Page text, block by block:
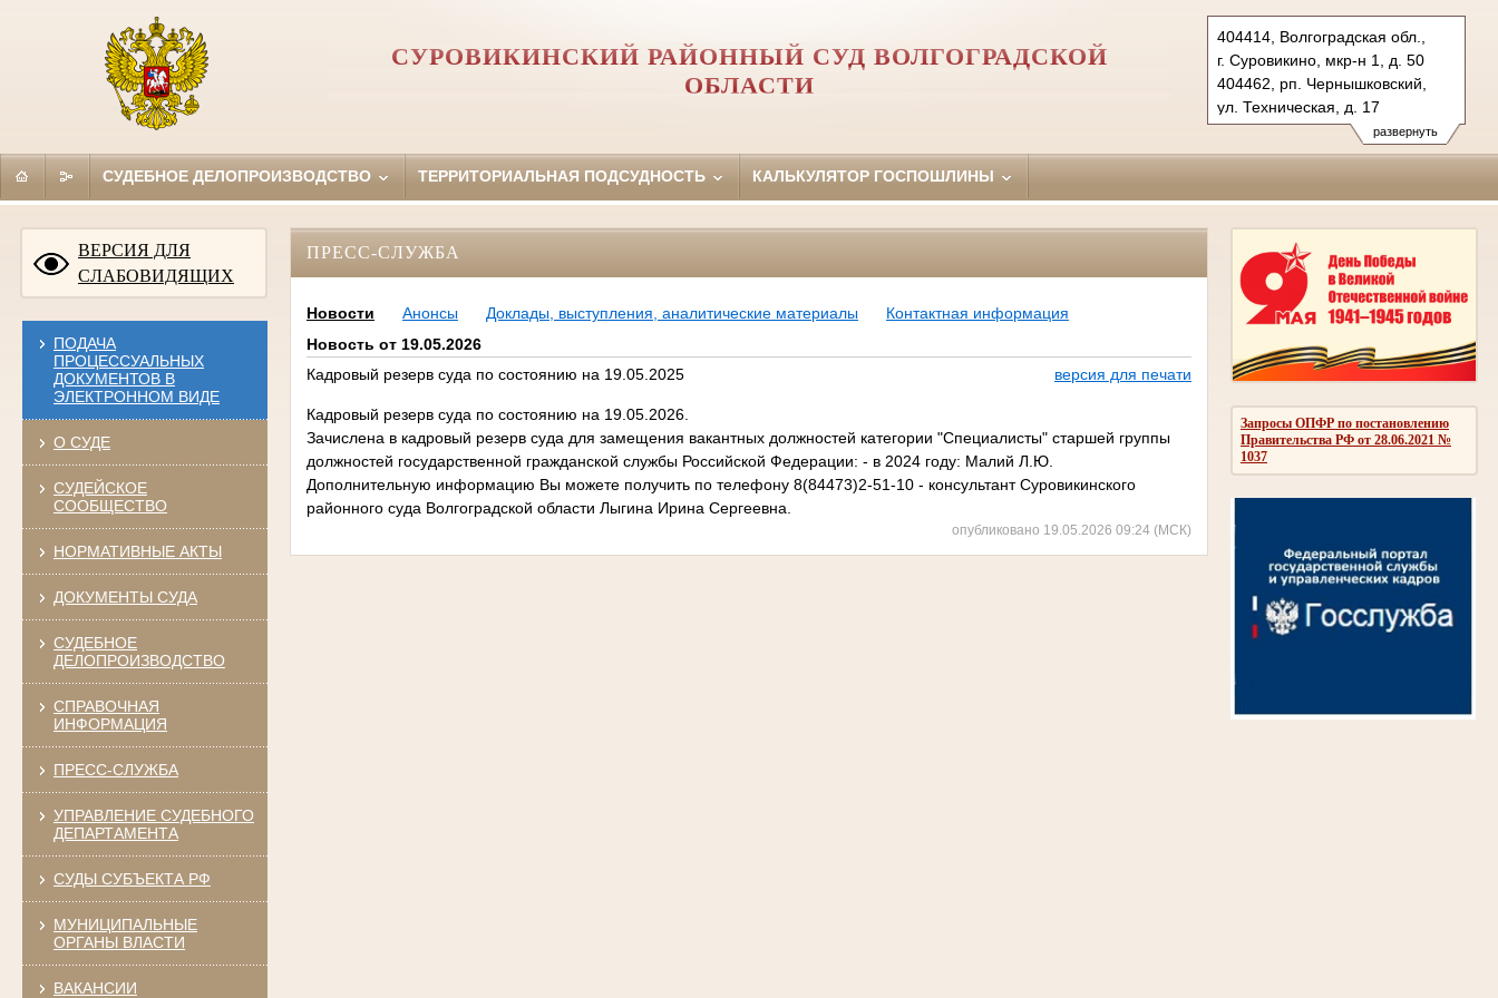
развернуть
404414, Волгоградская обл.,
г. Суровикино, мкр-н 1, д. 50
404462, рп. Чернышковский,
ул. Техническая, д. 17
Тел.: (84473) 2-51-10
surov.vol@sudrf.ru
СУРОВИКИНСКИЙ РАЙОННЫЙ СУД ВОЛГОГРАДСКОЙ
ОБЛАСТИ
СУДЕБНОЕ ДЕЛОПРОИЗВОДСТВО ТЕРРИТОРИАЛЬНАЯ ПОДСУДНОСТЬ КАЛЬКУЛЯТОР ГОСПОШЛИНЫ
ВЕРСИЯ ДЛЯ
СЛАБОВИДЯЩИХ
ПОДАЧА
ПРОЦЕССУАЛЬНЫХ
ДОКУМЕНТОВ В
ЭЛЕКТРОННОМ ВИДЕ
О СУДЕ
СУДЕЙСКОЕ
СООБЩЕСТВО
НОРМАТИВНЫЕ АКТЫ
ДОКУМЕНТЫ СУДА
СУДЕБНОЕ
ДЕЛОПРОИЗВОДСТВО
СПРАВОЧНАЯ
ИНФОРМАЦИЯ
ПРЕСС-СЛУЖБА
УПРАВЛЕНИЕ СУДЕБНОГО
ДЕПАРТАМЕНТА
СУДЫ СУБЪЕКТА РФ
МУНИЦИПАЛЬНЫЕ
ОРГАНЫ ВЛАСТИ
ВАКАНСИИ
Запросы ОПФР по постановлению
Правительства РФ от 28.06.2021 №
1037
ПРЕСС-СЛУЖБА
Новости Анонсы Доклады, выступления, аналитические материалы
Контактная информация
Новость от 19.05.2026
Кадровый резерв суда по состоянию на 19.05.2025
версия для печати
Кадровый резерв суда по состоянию на 19.05.2026.
Зачислена в кадровый резерв суда для замещения вакантных должностей категории "Специалисты" старшей группы
должностей государственной гражданской службы Российской Федерации: - в 2024 году: Малий Л.Ю.
Дополнительную информацию Вы можете получить по телефону 8(84473)2-51-10 - консультант Суровикинского
районного суда Волгоградской области Лыгина Ирина Сергеевна.
опубликовано 19.05.2026 09:24 (МСК)